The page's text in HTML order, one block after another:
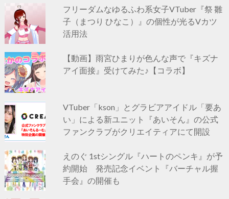
フリーダムなゆるふわ系女子VTuber『祭 雛
子（まつり ひなこ）』の個性が光るVカツ
活用法
【動画】雨宮ひまりが色んな声で『キズナ
アイ面接』受けてみた♪【コラボ】
VTuber「kson」とグラビアアイドル「要あ
い」による新ユニット『あいそん』の公式
ファンクラブがクリエイティアにて開設
えのぐ 1stシングル『ハートのペンキ』が予
約開始 発売記念イベント『バーチャル握
手会』の開催も